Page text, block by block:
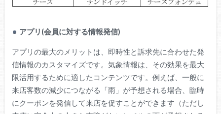
アプリ(会員に対する情報発信)
アプリの最大のメリットは、即時性と訴求先に合わせた発
信情報のカスタマイズです。気象情報は、その効果を最大
限活用するために適したコンテンツです。例えば、一般に
来店客数の減少につながる「雨」が予想される場合、臨時
にクーポンを発信して来店を促すことができます（ただし